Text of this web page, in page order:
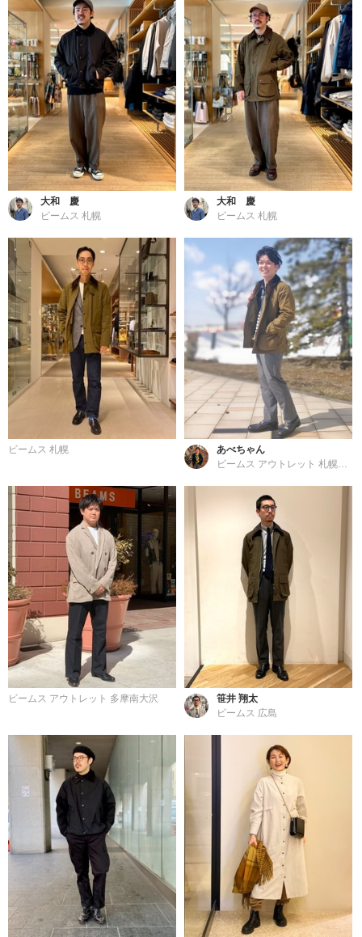
大和 慶
ビームス 札幌
大和 慶
ビームス 札幌
ビームス 札幌
あべちゃん
ビームス アウトレット 札幌北広島
ビームス アウトレット 多摩南大沢
笹井 翔太
ビームス 広島